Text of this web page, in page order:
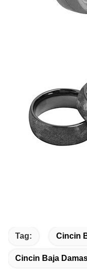
Tag: Cincin
Cincin Baja